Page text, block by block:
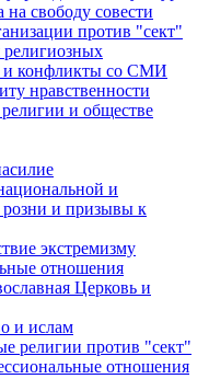
на свободу совести
против "сект"
и конфликты со СМИ
нравственности
и обществе
и
розни и призывы к
экстремизму
отношения
Церковь и
и ислам
религии против "сект"
отношения